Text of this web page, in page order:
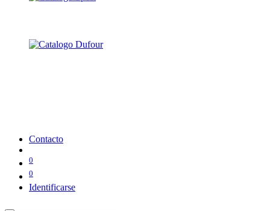
Contacto
0
0
Identificarse